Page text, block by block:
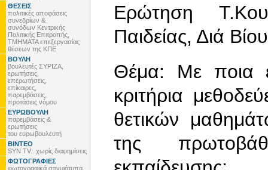
ΘΕΣΕΙΣ
πολιτικές αποφάσεις
συνεδρίων &
συνόδων Κεντρικής
Πολιτικής Επιτροπής,
ΤΜΗΜΑΤΑ επεξεργασίας
θέσεων της ΚΠΕ
ΒΟΥΛΗ
βουλευτές ΣΥΡΙΖΑ,
ερωτήσεις,
επερωτήσεις,
επίκαιρες,
παρεμβάσεις,
προτάσεις νόμου
ΕΥΡΩΒΟΥΛΗ
παρεμβάσεις &
ερωτήσεις
του ευρωβουλευτή
ΒΙΝΤΕΟ
SYN TV.. χωρίς διαφημίσεις
ΦΩΤΟΓΡΑΦΙΕΣ
φωτογραφικά στιγμιότυπα,
Ερώτηση
Παιδείας, Διά
Θέμα: Με ποια
κριτήρια
θετικών
της